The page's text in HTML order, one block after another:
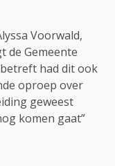
Voorwald,
de Gemeente
had dit ook
oproep over
geweest
komen gaat”